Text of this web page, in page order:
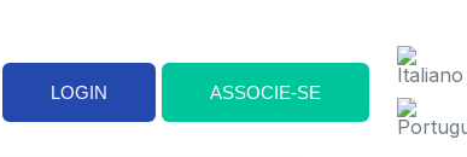
LOGIN ASSOCIE-SE